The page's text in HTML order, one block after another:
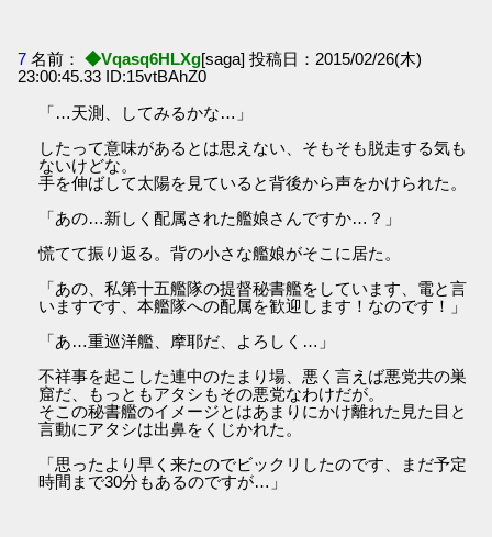
7 名前： ◆Vqasq6HLXg[saga] 投稿日：2015/02/26(木)
23:00:45.33 ID:15vtBAhZ0
「…天測、してみるかな…」
したって意味があるとは思えない、そもそも脱走する気も
ないけどな。
手を伸ばして太陽を見ていると背後から声をかけられた。
「あの…新しく配属された艦娘さんですか…？」
慌てて振り返る。背の小さな艦娘がそこに居た。
「あの、私第十五艦隊の提督秘書艦をしています、電と言
いますです、本艦隊への配属を歓迎します！なのです！」
「あ…重巡洋艦、摩耶だ、よろしく…」
不祥事を起こした連中のたまり場、悪く言えば悪党共の巣
窟だ、もっともアタシもその悪党なわけだが。
そこの秘書艦のイメージとはあまりにかけ離れた見た目と
言動にアタシは出鼻をくじかれた。
「思ったより早く来たのでビックリしたのです、まだ予定
時間まで30分もあるのですが…」